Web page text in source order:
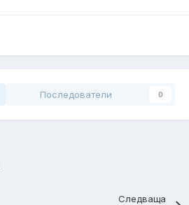
Последователи 0
Следваща